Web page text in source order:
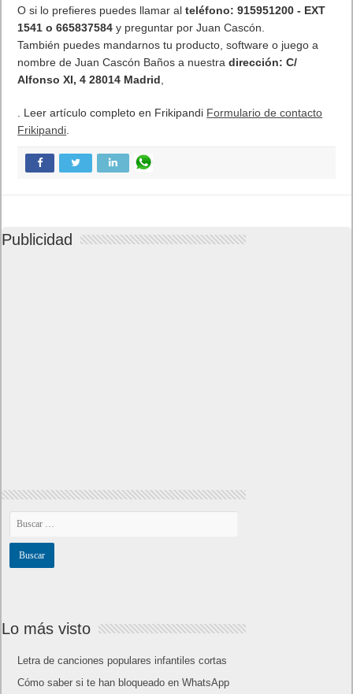
O si lo prefieres puedes llamar alteléfono: 915951200 - EXT
1541 o 665837584 y preguntar por Juan Cascón.
También puedes mandarnos tu producto, software o juego a
nombre de Juan Cascón Baños a nuestradirección: C/
Alfonso XI, 4 28014 Madrid
. Leer artículo completo en Frikipandi Formulario de contacto
Frikipandi
Publicidad
Lo más visto
Letra de canciones populares infantiles cortas
Cómo saber si te han bloqueado en WhatsApp